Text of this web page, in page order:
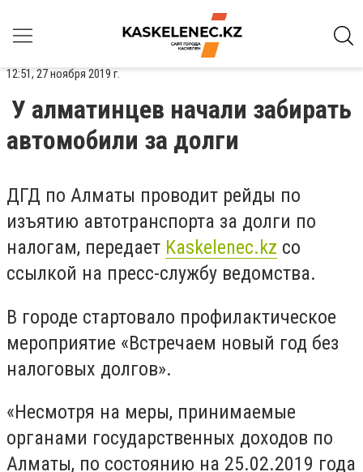
12:51, 27 ноября 2019 г.
У алматинцев начали забирать
автомобили за долги
ДГД по Алматы проводит рейды по
изъятию автотранспорта за долги по
налогам, передает Kaskelenec.kz со
ссылкой на пресс-службу ведомства.
В городе стартовало профилактическое
мероприятие «Встречаем новый год без
налоговых долгов».
«Несмотря на меры, принимаемые
органами государственных доходов по
Алматы, по состоянию на 25.02.2019 года